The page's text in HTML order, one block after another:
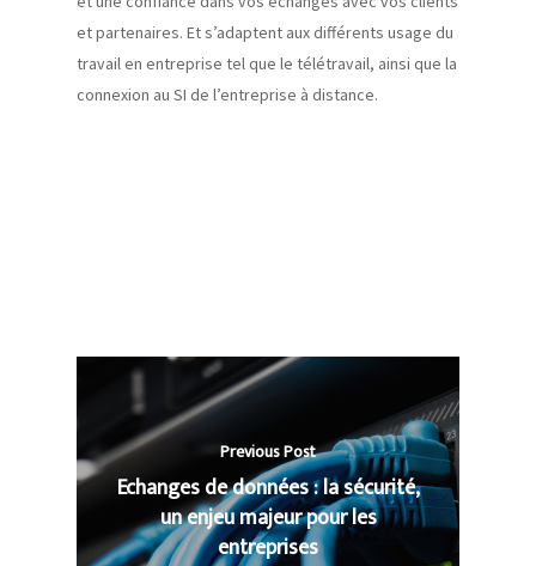
et partenaires. Et s’adaptent aux différents usage du
travail en entreprise tel que le télétravail, ainsi que la
connexion au SI de l’entreprise à distance.
Previous Post
Echanges de données : la sécurité,
un enjeu majeur pour les
entreprises